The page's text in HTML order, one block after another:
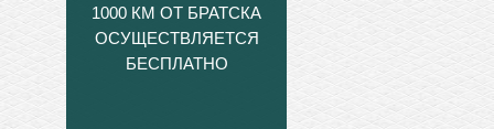
1000 КМ ОТ БРАТСКА
ОСУЩЕСТВЛЯЕТСЯ
БЕСПЛАТНО